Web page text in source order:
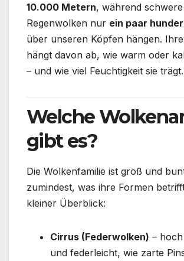
10.000 Metern, während schwere
Regenwolken nur ein paar
über unseren Köpfen hängen.
hängt davon ab, wie warm oder
– und wie viel Feuchtigkeit sie
Welche
gibt es?
Die Wolkenfamilie ist groß und
zumindest, was ihre Formen
kleiner Überblick:
Cirrus (Federwolken) –
und federleicht, wie zarte